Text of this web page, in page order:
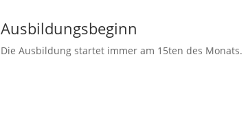
Ausbildungsbeginn
Die Ausbildung startet immer am 15ten des Monats.